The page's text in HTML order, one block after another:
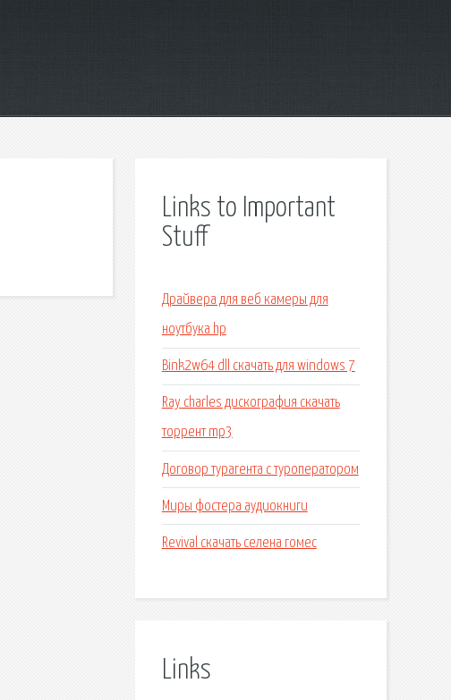
Links to Important
Stuff
Драйвера для веб камеры для
ноутбука hp
Bink2w64 dll скачать для windows 7
Ray charles дискография скачать
торрент mp3
Договор турагента с туроператором
Миры фостера аудиокниги
Revival скачать селена гомес
Links